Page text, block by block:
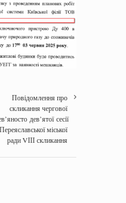
Повідомлення про
скликання чергової
дев’ятої сесії
Переяславської міської
ради VІІІ скликання